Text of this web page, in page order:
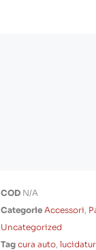
COD N/A
Categorie Accessori,
Uncategorized
Tag cura auto,